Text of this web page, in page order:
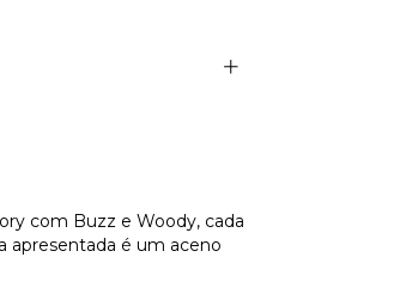
com Buzz e Woody, cada
apresentada é um aceno